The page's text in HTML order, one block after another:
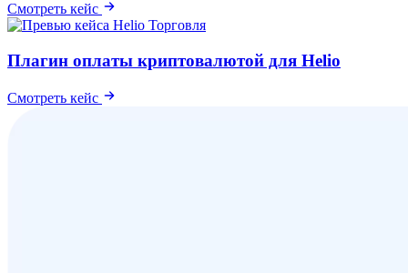
Смотреть кейс
Торговля
Плагин оплаты криптовалютой для Helio
Смотреть кейс